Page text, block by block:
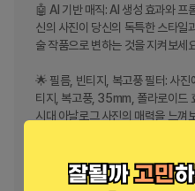
🤖 AI 기반 매직: AI 생성 효과와 프
신의 사진이 당신의 독특한 스타일
술 작품으로 변하는 것을 지켜보세
🌟 필름, 빈티지, 복고풍 필터: 사진
티지, 복고풍, 35mm, 폴라로이드
시대 아날로그 사진의 매력을 느껴
먼지 오버레이로 사진에 진정성을